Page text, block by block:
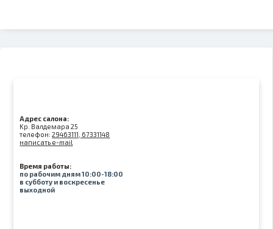
Адрес салона:
Kр. Валдемара 25
телефон:29463111, 67331148
написать e-mail
Время работы:
по рабочим дням 10:00-18:00
в субботу и воскресенье
выходной